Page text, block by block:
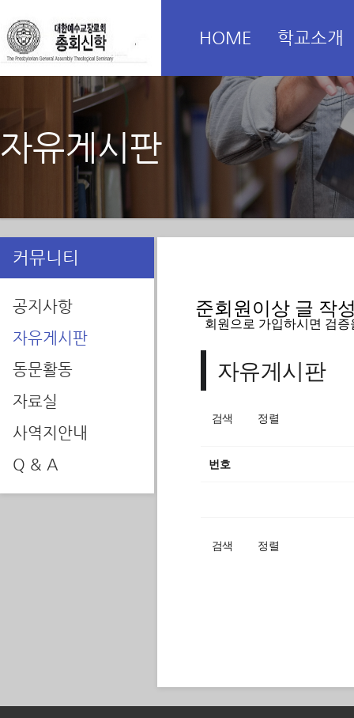
HOME 학교소개
자유게시판
커뮤니티
공지사항
자유게시판
동문활동
자료실
사역지안내
Q & A
준회원이상 글 작
회원으로 가입하시면 검
자유게시판
검색 정렬
번호
검색 정렬